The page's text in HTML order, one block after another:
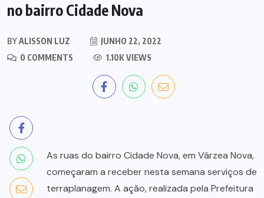
no bairro Cidade Nova
BYALISSON LUZ
JUNHO 22, 2022
0 COMMENTS
1.10K VIEWS
As ruas do bairro Cidade Nova, em Várzea Nova,
começaram a receber nesta semana serviços de
terraplanagem. A ação, realizada pela Prefeitura